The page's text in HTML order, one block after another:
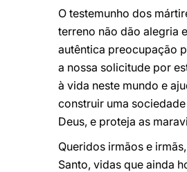
O testemunho dos
terreno não dão alegria
autêntica preocupação
a nossa solicitude por
à vida neste mundo e
construir uma
Deus, e proteja as
Queridos irmãos e
Santo, vidas que ainda